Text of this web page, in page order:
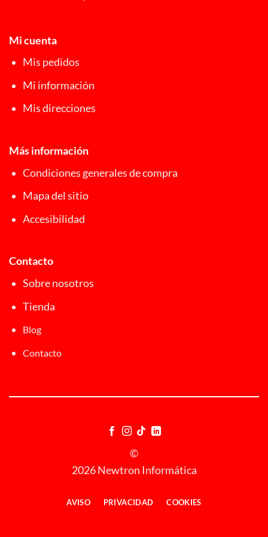
Mi cuenta
Mis pedidos
Mi información
Mis direcciones
Más información
Condiciones generales de compra
Mapa del sitio
Accesibilidad
Contacto
Sobre nosotros
Tienda
Blog
Contacto
©
2026 Newtron Informática
AVISO PRIVACIDAD COOKIES